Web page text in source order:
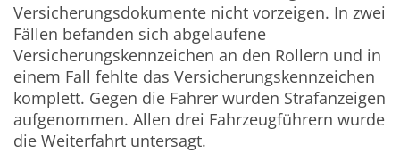
Versicherungsdokumente nicht vorzeigen. In zwei
Fällen befanden sich abgelaufene
Versicherungskennzeichen an den Rollern und in
einem Fall fehlte das Versicherungskennzeichen
komplett. Gegen die Fahrer wurden Strafanzeigen
aufgenommen. Allen drei Fahrzeugführern wurde
die Weiterfahrt untersagt.